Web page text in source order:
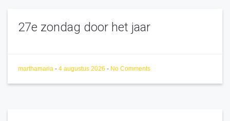
27e zondag door het jaar
marthamaria - 4 augustus 2026 - No Comments